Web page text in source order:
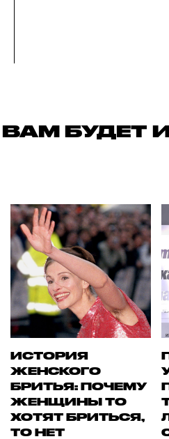
ВАМ БУДЕТ
ИСТОРИЯ
ЖЕНСКОГО
БРИТЬЯ: ПОЧЕМУ
ЖЕНЩИНЫ ТО
ХОТЯТ БРИТЬСЯ,
ТО НЕТ